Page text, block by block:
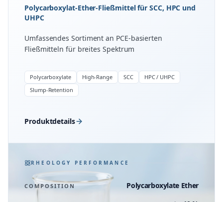
Polycarboxylat-Ether-Fließmittel für SCC, HPC und
UHPC
Umfassendes Sortiment an PCE-basierten
Fließmitteln für breites Spektrum
Polycarboxylate High-Range SCC
HPC / UHPC
Slump-Retention
Produktdetails
RHEOLOGY PERFORMANCE
COMPOSITION Polycarboxylate Ether